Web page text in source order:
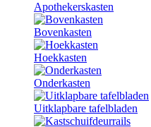
Apothekerskasten
Bovenkasten
Hoekkasten
Onderkasten
Uitklapbare tafelbladen